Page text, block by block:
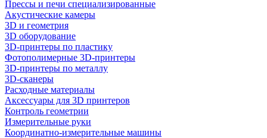
Прессы и печи специализированные
Акустические камеры
3D и геометрия
3D оборудование
3D-принтеры по пластику
Фотополимерные 3D-принтеры
3D-принтеры по металлу
3D-сканеры
Расходные материалы
Аксессуары для 3D принтеров
Контроль геометрии
Измерительные руки
Координатно-измерительные машины